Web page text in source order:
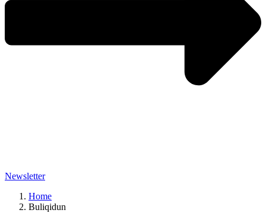
Newsletter
Home
Buliqidun